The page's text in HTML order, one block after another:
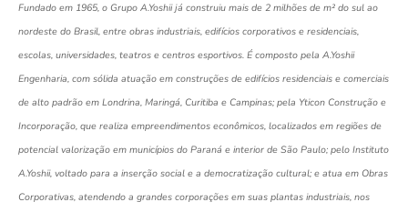
Fundado em 1965, o Grupo A.Yoshii já construiu mais de 2 milhões de m² do sul ao
nordeste do Brasil, entre obras industriais, edifícios corporativos e residenciais,
escolas, universidades, teatros e centros esportivos. É composto pela A.Yoshii
Engenharia, com sólida atuação em construções de edifícios residenciais e comerciais
de alto padrão em Londrina, Maringá, Curitiba e Campinas; pela Yticon Construção e
Incorporação, que realiza empreendimentos econômicos, localizados em regiões de
potencial valorização em municípios do Paraná e interior de São Paulo; pelo Instituto
A.Yoshii, voltado para a inserção social e a democratização cultural; e atua em Obras
Corporativas, atendendo a grandes corporações em suas plantas industriais, nos